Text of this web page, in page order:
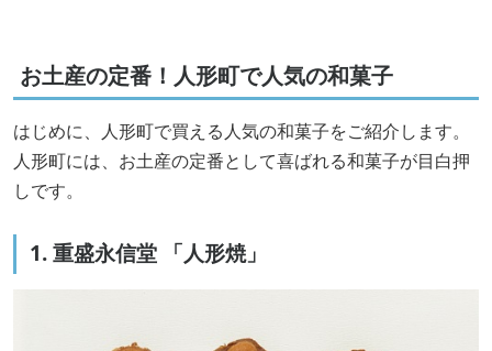
お土産の定番！人形町で人気の和菓子
はじめに、人形町で買える人気の和菓子をご紹介します。
人形町には、お土産の定番として喜ばれる和菓子が目白押
しです。
1. 重盛永信堂 「人形焼」